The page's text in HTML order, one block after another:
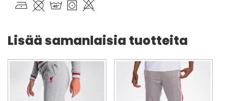
Lisää samanlaisia tuotteita